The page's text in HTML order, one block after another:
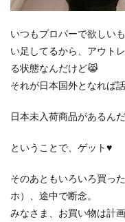
いつもプロパーで欲しい
い足してるから、アウト
る状態なんだけど😹
それが日本国外となれば話
日本未入荷商品があるん
ということで、ゲット♥️
そのあともいろいろ買っ
ホ）、途中で断念。
みなさま、お買い物は計画